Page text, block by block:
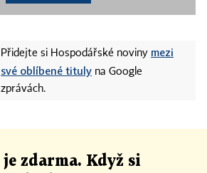
Přidejte si Hospodářské noviny mezi
své oblíbené tituly na Google
zprávách.
je zdarma. Když si